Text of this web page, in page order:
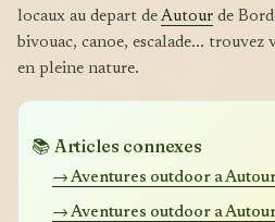
locaux au depart de Autour de
bivouac, canoe, escalade...
en pleine nature.
📚 Articles connexes
→ Aventures outdoor a
→ Aventures outdoor a